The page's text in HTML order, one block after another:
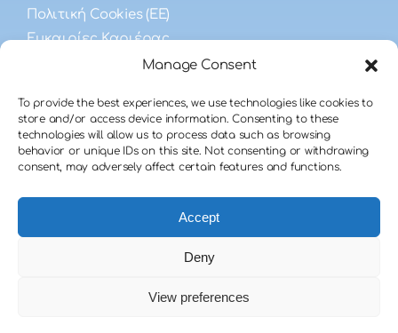
Manage Consent
To provide the best experiences, we use technologies like cookies to
store and/or access device information. Consenting to these
technologies will allow us to process data such as browsing
behavior or unique IDs on this site. Not consenting or withdrawing
consent, may adversely affect certain features and functions.
Accept
Deny
View preferences
Πολιτική Cookies (ΕΕ)
Ευκαιρίες Καριέρας
Συχνές Ερωτήσεις
Λήψης Σπέρματος
Ανδρικής Γονιμότητας
© 2025 - 2026 • Design byTMS